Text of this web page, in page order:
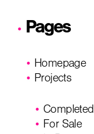
Pages
Homepage
Projects
Completed
For Sale